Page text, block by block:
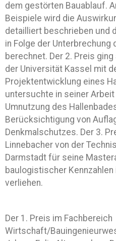
dem gestörten Bauablauf.
Beispiele wird die
detailliert beschrieben und
in Folge der Unterbrechung
berechnet. Der 2. Preis
der Universität Kassel mit
Projektentwicklung eines
untersuchte in seiner
Umnutzung des
Berücksichtigung von
Denkmalschutzes. Der 3.
Linnebacher von der
Darmstadt für seine
baulogistischer Kennzahlen
verliehen.
Der 1. Preis im Fachbereich
Wirtschaft/